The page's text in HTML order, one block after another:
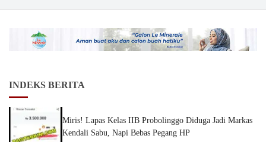
INDEKS BERITA
Miris! Lapas Kelas IIB Probolinggo Diduga Jadi Markas
Kendali Sabu, Napi Bebas Pegang HP